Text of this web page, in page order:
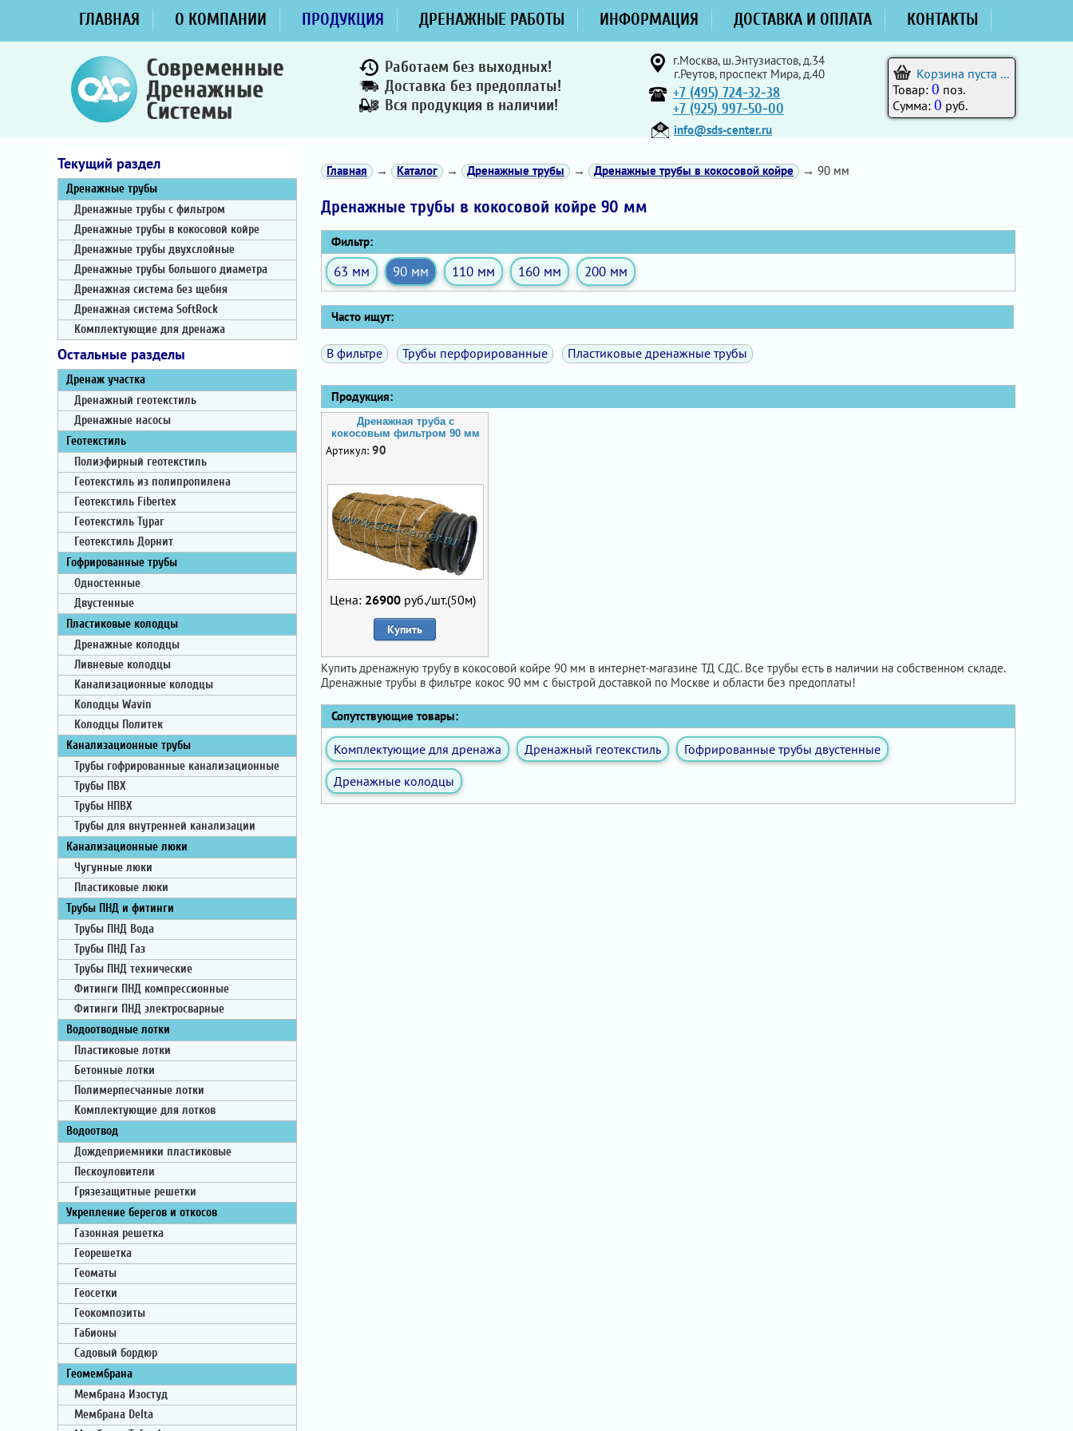
ГЛАВНАЯ О КОМПАНИИ ПРОДУКЦИЯ ДРЕНАЖНЫЕ РАБОТЫ ИНФОРМАЦИЯ ДОСТАВКА И ОПЛАТА КОНТАКТЫ
Работаем без выходных!
Доставка без предоплаты!
Вся продукция в наличии!
г.Москва, ш.Энтузиастов, д.34
г.Реутов, проспект Мира, д.40
+7 (495) 724-32-38
+7 (925) 997-50-00
info@sds-center.ru
Корзина пуста ...
Товар: 0 поз.
Сумма: 0 руб.
Текущий раздел
Дренажные трубы
Дренажные трубы с фильтром
Дренажные трубы в кокосовой койре
Дренажные трубы двухслойные
Дренажные трубы большого диаметра
Дренажная система без щебня
Дренажная система SoftRock
Комплектующие для дренажа
Остальные разделы
Дренаж участка
Дренажный геотекстиль
Дренажные насосы
Геотекстиль
Полиэфирный геотекстиль
Геотекстиль из полипропилена
Геотекстиль Fibertex
Геотекстиль Typar
Геотекстиль Дорнит
Гофрированные трубы
Одностенные
Двустенные
Пластиковые колодцы
Дренажные колодцы
Ливневые колодцы
Канализационные колодцы
Колодцы Wavin
Колодцы Политек
Канализационные трубы
Трубы гофрированные канализационные
Трубы ПВХ
Трубы НПВХ
Трубы для внутренней канализации
Канализационные люки
Чугунные люки
Пластиковые люки
Трубы ПНД и фитинги
Трубы ПНД Вода
Трубы ПНД Газ
Трубы ПНД технические
Фитинги ПНД компрессионные
Фитинги ПНД электросварные
Водоотводные лотки
Пластиковые лотки
Бетонные лотки
Полимерпесчанные лотки
Комплектующие для лотков
Водоотвод
Дождеприемники пластиковые
Пескоуловители
Грязезащитные решетки
Укрепление берегов и откосов
Газонная решетка
Георешетка
Геоматы
Геосетки
Геокомпозиты
Габионы
Садовый бордюр
Геомембрана
Мембрана Изостуд
Мембрана Delta
Главная → Каталог → Дренажные трубы → Дренажные трубы в кокосовой койре → 90 мм
Дренажные трубы в кокосовой койре 90 мм
Фильтр:
63 мм 90 мм 110 мм 160 мм 200 мм
Часто ищут:
В фильтре Трубы перфорированные Пластиковые дренажные трубы
Продукция:
Дренажная труба с
кокосовым фильтром 90 мм
Артикул: 90
Цена: 26900руб./шт.(50м)
Купить
Купить дренажную трубу в кокосовой койре 90 мм в интернет-магазине ТД СДС. Все трубы есть в наличии на собственном складе.
Дренажные трубы в фильтре кокос 90 мм с быстрой доставкой по Москве и области без предоплаты!
Сопутствующие товары:
Комплектующие для дренажа Дренажный геотекстиль
Гофрированные трубы двустенные
Дренажные колодцы